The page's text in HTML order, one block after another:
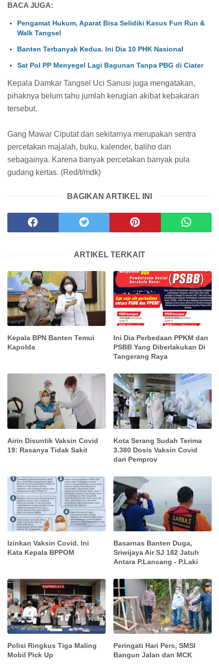
BACA JUGA:
Pengamat Hukum, Aparat Bisa Selidiki Kasus Fun Run &
Walk Tangsel
Banten Terbanyak Kedua. Ini Dia 10 PHK Nasional
Sat Pol PP Menyegel Lagi Bagunan Tanpa PBG di Ciater
Kepala Damkar Tangsel Uci Sanusi juga mengatakan,
pihaknya belum tahu jumlah kerugian akibat kebakaran
tersebut.
Gang Mawar Ciputat dan sekitarnya merupakan sentra
percetakan majalah, buku, kalender, baliho dan
sebagainya. Karena banyak percetakan banyak pula
gudang kertas. (Red/t/mdk)
BAGIKAN ARTIKEL INI
ARTIKEL TERKAIT
Kepala BPN Banten Temui
Kapolda
Ini Dia Perbedaan PPKM dan
PSBB Yang Diberlakukan Di
Tangerang Raya
Airin Disuntik Vaksin Covid
19: Rasanya Tidak Sakit
Kota Serang Sudah Terima
3.380 Dosis Vaksin Covid
dari Pemprov
Izinkan Vaksin Covid. Ini
Kata Kepala BPPOM
Basarnas Banten Duga,
Sriwijaya Air SJ 182 Jatuh
Antara P.Lancang - P.Laki
Polisi Ringkus Tiga Maling
Mobil Pick Up
Peringati Hari Pers, SMSI
Bangun Jalan dan MCK